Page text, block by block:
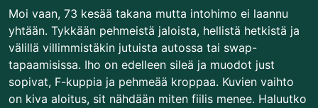
Moi vaan, 73 kesää takana mutta intohimo ei laannu
yhtään. Tykkään pehmeistä jaloista, hellistä hetkistä ja
välillä villimmistäkin jutuista autossa tai swap-
tapaamisissa. Iho on edelleen sileä ja muodot just
sopivat, F-kuppia ja pehmeää kroppaa. Kuvien vaihto
on kiva aloitus, sit nähdään miten fiilis menee. Haluutko